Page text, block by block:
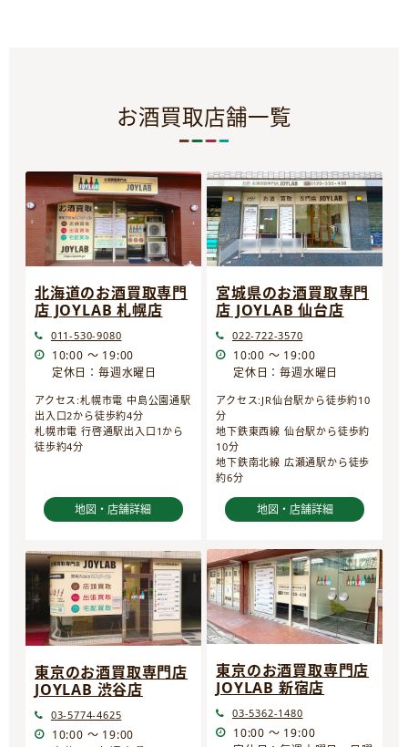
お酒買取店舗一覧
北海道のお酒買取専門
店 JOYLAB 札幌店
011-530-9080
10:00 ～ 19:00
定休日：毎週水曜日
アクセス:札幌市電 中島公園通駅
出入口2から徒歩約4分
札幌市電 行啓通駅出入口1から
徒歩約4分
地図・店舗詳細
宮城県のお酒買取専門
店 JOYLAB 仙台店
022-722-3570
10:00 ～ 19:00
定休日：毎週水曜日
アクセス:JR仙台駅から徒歩約10
分
地下鉄東西線 仙台駅から徒歩約
10分
地下鉄南北線 広瀬通駅から徒歩
約6分
地図・店舗詳細
東京のお酒買取専門店
JOYLAB 渋谷店
03-5774-4625
10:00 ～ 19:00
東京のお酒買取専門店
JOYLAB 新宿店
03-5362-1480
10:00 ～ 19:00